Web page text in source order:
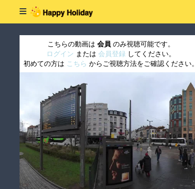
こちらの動画は 会員 のみ視聴可能です。
ログイン または 会員登録 してください。
初めての方は こちら からご視聴方法をご確認ください。